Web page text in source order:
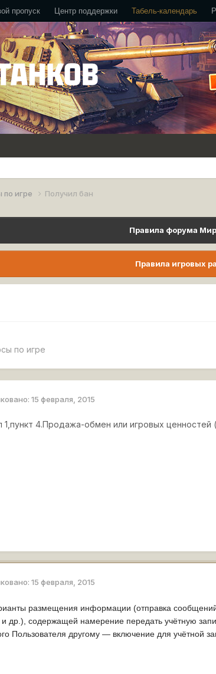
пропуск Центр поддержки Табель-календарь
по игре Получил бан
Правила форума
Правила игровых
по игре
15 февраля, 2015
1,пункт 4.Продажа-обмен или игровых
15 февраля, 2015
размещения информации (отправка
и др.), содержащей намерение передать учётную
Пользователя другому — включение для учётной